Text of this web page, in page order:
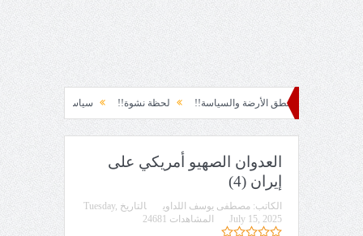
والسياسة!! لحظة نشوة!! سياسة!! تاج الهرمية!! الحقيقة
العدوان الصهيو أمريكي على
إيران (4)
الكاتب: مصطفى يوسف اللداوي التاريخ Tuesday,
July 15, 2025
المشاهدات 24681